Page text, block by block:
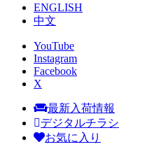
ENGLISH
中文
YouTube
Instagram
Facebook
X
最新入荷情報
デジタルチラシ
お気に入り